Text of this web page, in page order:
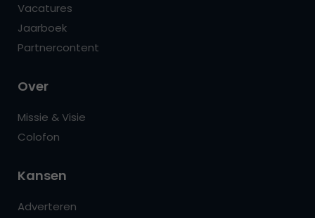
Vacatures
Jaarboek
Partnercontent
Over
Missie & Visie
Colofon
Kansen
Adverteren